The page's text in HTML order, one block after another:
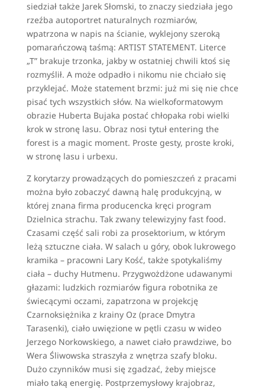
siedział także Jarek Słomski, to znaczy siedziała jego
rzeźba autoportret naturalnych rozmiarów,
wpatrzona w napis na ścianie, wyklejony szeroką
pomarańczową taśmą: ARTIST STATEMENT. Literce
„T” brakuje trzonka, jakby w ostatniej chwili ktoś się
rozmyślił. A może odpadło i nikomu nie chciało się
przyklejać. Może statement brzmi: już mi się nie chce
pisać tych wszystkich słów. Na wielkoformatowym
obrazie Huberta Bujaka postać chłopaka robi wielki
krok w stronę lasu. Obraz nosi tytuł entering the
forest is a magic moment. Proste gesty, proste kroki,
w stronę lasu i urbexu.
Z korytarzy prowadzących do pomieszczeń z pracami
można było zobaczyć dawną halę produkcyjną, w
której znana firma producencka kręci program
Dzielnica strachu. Tak zwany telewizyjny fast food.
Czasami część sali robi za prosektorium, w którym
leżą sztuczne ciała. W salach u góry, obok lukrowego
kramika – pracowni Lary Kość, także spotykaliśmy
ciała – duchy Hutmenu. Przygwożdżone udawanymi
głazami: ludzkich rozmiarów figura robotnika ze
świecącymi oczami, zapatrzona w projekcję
Czarnoksiężnika z krainy Oz (prace Dmytra
Tarasenki), ciało uwięzione w pętli czasu w wideo
Jerzego Norkowskiego, a nawet ciało prawdziwe, bo
Wera Śliwowska straszyła z wnętrza szafy bloku.
Dużo czynników musi się zgadzać, żeby miejsce
miało taką energię. Postprzemysłowy krajobraz,